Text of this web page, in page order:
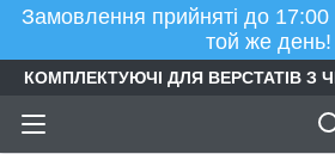
Замовлення прийняті до 17:00
той же день!
КОМПЛЕКТУЮЧІ ДЛЯ ВЕРСТАТІВ З